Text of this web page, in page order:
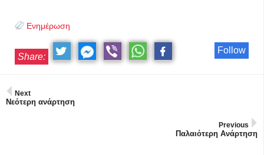
Ενημέρωση
Follow
Share:
Next
Νεότερη ανάρτηση
Previous
Παλαιότερη Ανάρτηση